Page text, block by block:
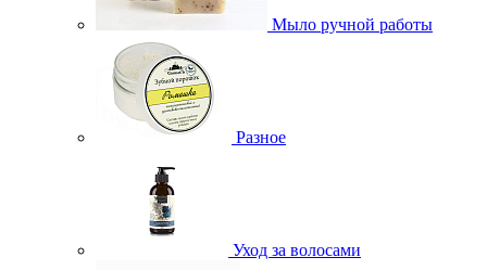
Мыло ручной работы
Разное
Уход за волосами